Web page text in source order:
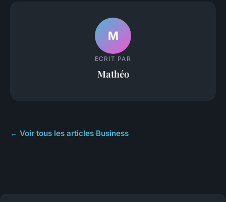
M
ECRIT PAR
Mathéo
← Voir tous les articles Business